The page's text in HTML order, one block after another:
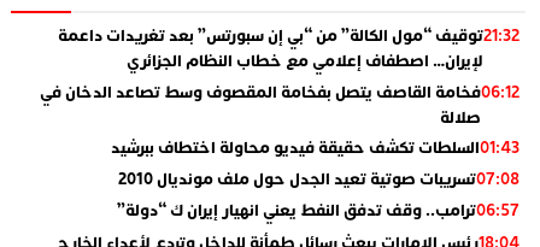
21:32توقيف “مول الكالة” من “بي إن سبورتس” بعد تغريدات داعمة
لإيران… اصطفاف إعلامي مع خطاب النظام الجزائري
06:12فخامة القاصف يتصل بفخامة المقصوف وسط تصاعد الدخان في
صلالة
01:43السلطات تكشف حقيقة فيديو محاولة اختطاف ببرشيد
07:08تسريبات صوتية تعيد الجدل حول ملف مونديال 2010
06:57ترامب.. وقف تدفق النفط يعني انهيار إيران ك “دولة”
رئيس الإمارات يبعث رسائل طمأنة للداخل وتردع لأعداء الخارج